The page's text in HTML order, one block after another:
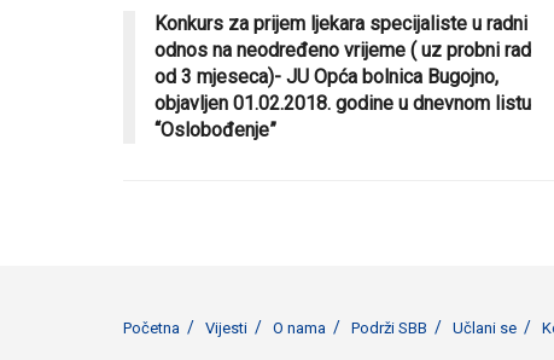
Konkurs za prijem ljekara specijaliste u radni
odnos na neodređeno vrijeme ( uz probni rad
od 3 mjeseca)- JU Opća bolnica Bugojno,
objavljen 01.02.2018. godine u dnevnom listu
“Oslobođenje”
Početna Vijesti O nama Podrži SBB Učlani se